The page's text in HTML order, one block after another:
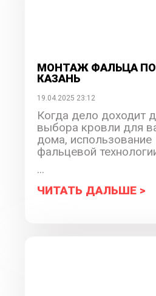
МОНТАЖ ФАЛЬЦА
КАЗАНЬ
19.04.2025 23:12
Когда дело доходит
выбора кровли для
дома, использование
фальцевой
...
ЧИТАТЬ ДАЛЬШЕ >